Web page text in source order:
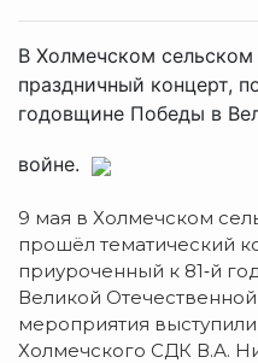
В Холмечском
праздничный концерт,
годовщине Победы в
войне.
9 мая в Холмечском
прошёл тематический
приуроченный к 81‑й
Великой
мероприятия выступили
Холмечского СДК В.А.